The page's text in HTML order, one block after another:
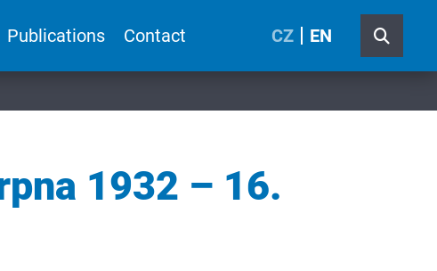
Publications Contact CZ EN
1932 – 16.